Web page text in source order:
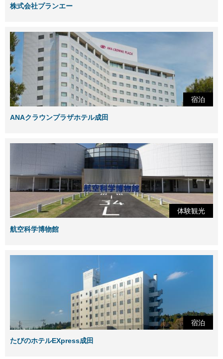
株式会社プランエー
宿泊
ANAクラウンプラザホテル成田
体験観光
航空科学博物館
宿泊
たびのホテルEXpress成田